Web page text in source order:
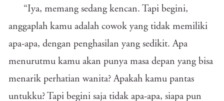
“Iya, memang sedang kencan. Tapi begini,
anggaplah kamu adalah cowok yang tidak memiliki
apa-apa, dengan penghasilan yang sedikit. Apa
menurutmu kamu akan punya masa depan yang bisa
menarik perhatian wanita? Apakah kamu pantas
untukku? Tapi begini saja tidak apa-apa, siapa pun